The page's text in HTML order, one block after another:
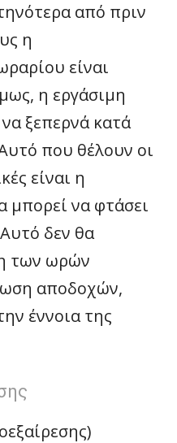
από πριν
η
είναι
η εργάσιμη
ξεπερνά κατά
που θέλουν οι
είναι η
μπορεί να φτάσει
δεν θα
των ωρών
αποδοχών,
έννοια της